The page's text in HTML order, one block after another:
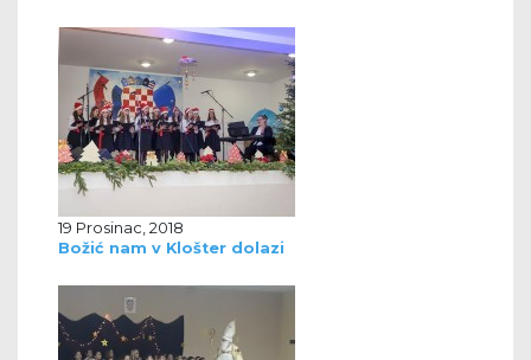
19 Prosinac, 2018
Božić nam v Klošter dolazi